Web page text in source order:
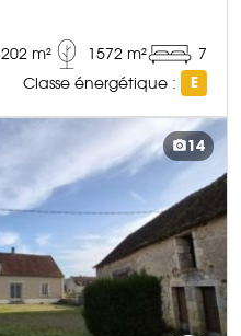
202 m² 1572 m²
7
Classe énergétique :
E
14